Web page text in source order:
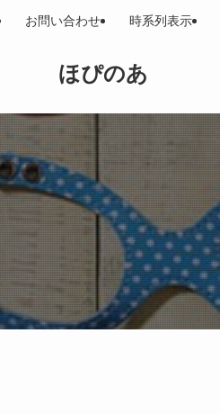
ほぴのあ
お問い合わせ 時系列表示